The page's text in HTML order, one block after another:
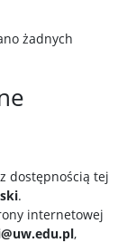
żadnych
dostępnością tej
.
internetowej
,